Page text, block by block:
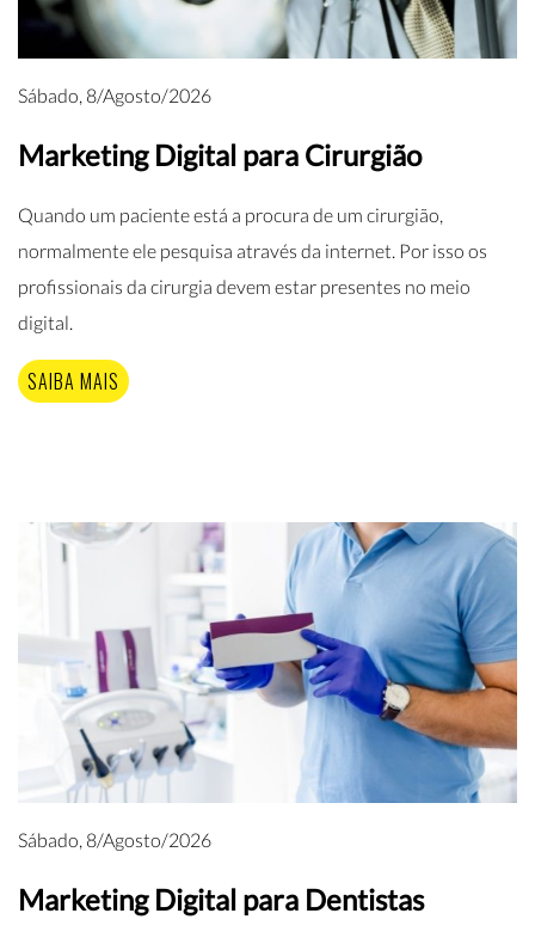
Sábado, 8/Agosto/2026
Marketing Digital para Cirurgião
Quando um paciente está a procura de um cirurgião,
normalmente ele pesquisa através da internet. Por isso os
profissionais da cirurgia devem estar presentes no meio
digital.
SAIBA MAIS
Sábado, 8/Agosto/2026
Marketing Digital para Dentistas